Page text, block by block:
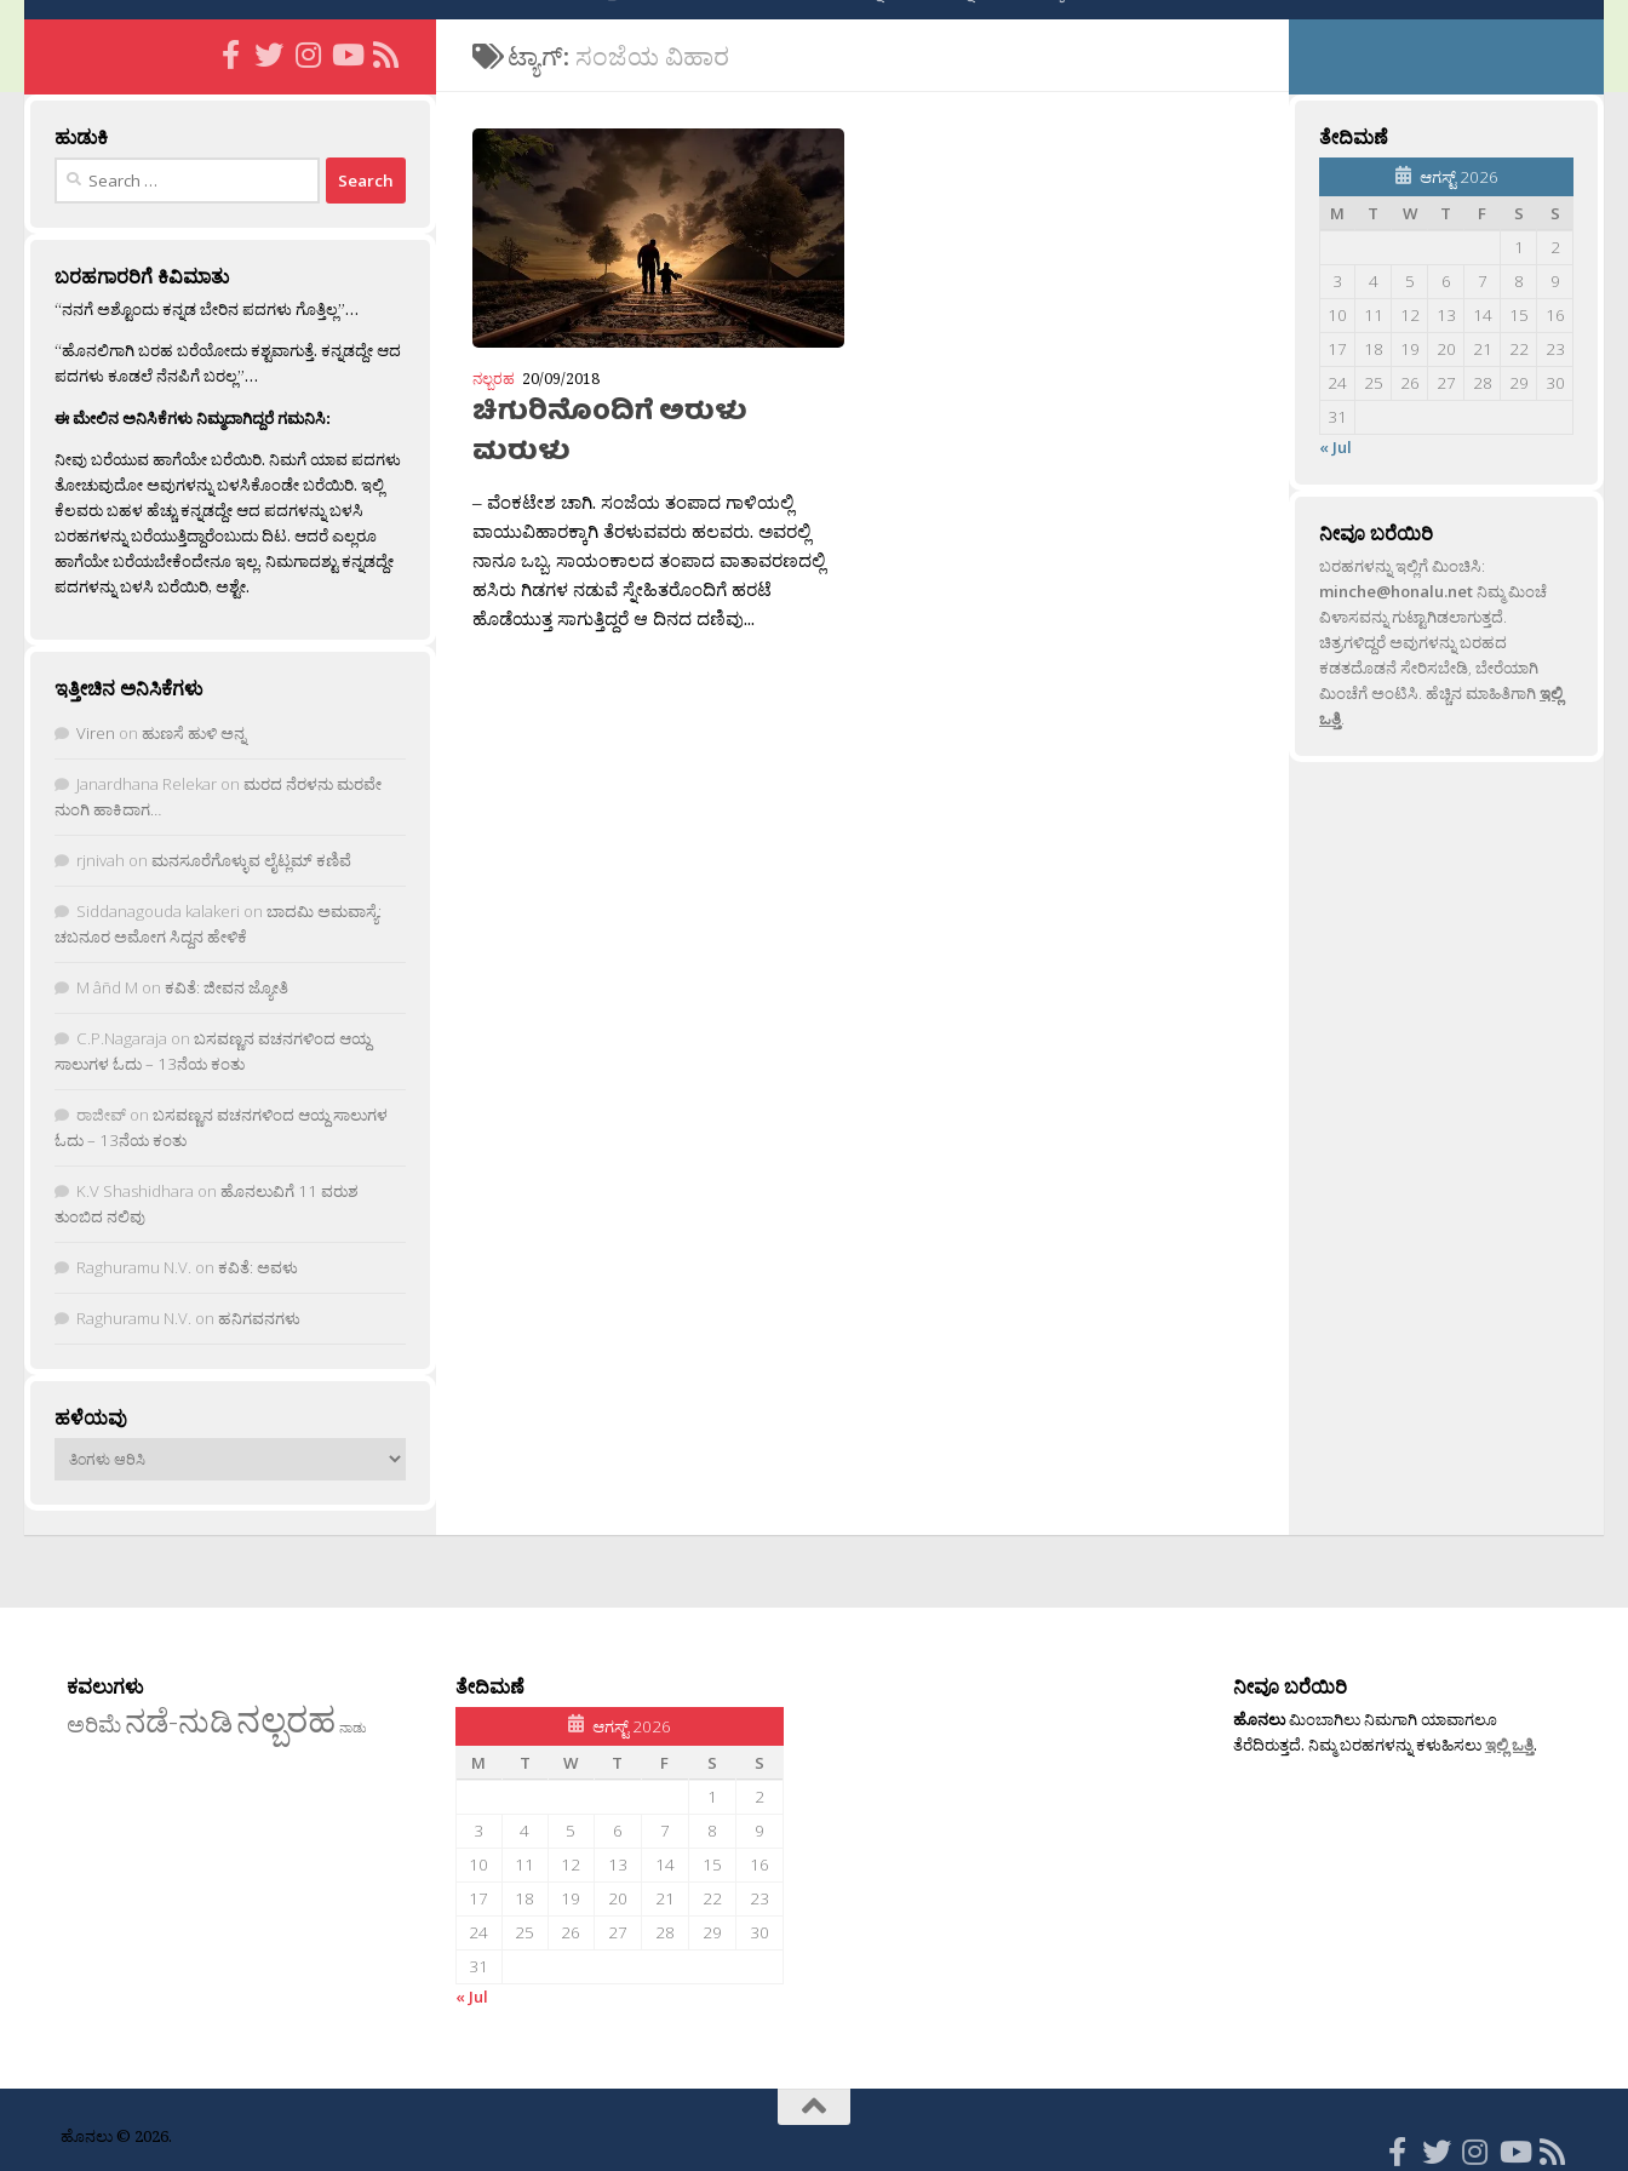
ಟ್ಯಾಗ್: ಸಂಜೆಯ ವಿಹಾರ
ನಲ್ಬರಹ 20/09/2018
ಚಿಗುರಿನೊಂದಿಗೆ ಅರುಳು
ಮರುಳು
– ವೆಂಕಟೇಶ ಚಾಗಿ. ಸಂಜೆಯ ತಂಪಾದ ಗಾಳಿಯಲ್ಲಿ
ವಾಯುವಿಹಾರಕ್ಕಾಗಿ ತೆರಳುವವರು ಹಲವರು. ಅವರಲ್ಲಿ
ನಾನೂ ಒಬ್ಬ. ಸಾಯಂಕಾಲದ ತಂಪಾದ ವಾತಾವರಣದಲ್ಲಿ
ಹಸಿರು ಗಿಡಗಳ ನಡುವೆ ಸ್ನೇಹಿತರೊಂದಿಗೆ ಹರಟೆ
ಹೊಡೆಯುತ್ತ ಸಾಗುತ್ತಿದ್ದರೆ ಆ ದಿನದ ದಣಿವು...
ಹುಡುಕಿ
Search
ಬರಹಗಾರರಿಗೆ ಕಿವಿಮಾತು
“ನನಗೆ ಅಶ್ಟೊಂದು ಕನ್ನಡ ಬೇರಿನ ಪದಗಳು ಗೊತ್ತಿಲ್ಲ”…
“ಹೊನಲಿಗಾಗಿ ಬರಹ ಬರೆಯೋದು ಕಶ್ಟವಾಗುತ್ತೆ. ಕನ್ನಡದ್ದೇ ಆದ
ಪದಗಳು ಕೂಡಲೆ ನೆನಪಿಗೆ ಬರಲ್ಲ”…
ಈ ಮೇಲಿನ ಅನಿಸಿಕೆಗಳು ನಿಮ್ಮದಾಗಿದ್ದರೆ ಗಮನಿಸಿ:
ನೀವು ಬರೆಯುವ ಹಾಗೆಯೇ ಬರೆಯಿರಿ. ನಿಮಗೆ ಯಾವ ಪದಗಳು
ತೋಚುವುದೋ ಅವುಗಳನ್ನು ಬಳಸಿಕೊಂಡೇ ಬರೆಯಿರಿ. ಇಲ್ಲಿ
ಕೆಲವರು ಬಹಳ ಹೆಚ್ಚು ಕನ್ನಡದ್ದೇ ಆದ ಪದಗಳನ್ನು ಬಳಸಿ
ಬರಹಗಳನ್ನು ಬರೆಯುತ್ತಿದ್ದಾರೆಂಬುದು ದಿಟ. ಆದರೆ ಎಲ್ಲರೂ
ಹಾಗೆಯೇ ಬರೆಯಬೇಕೆಂದೇನೂ ಇಲ್ಲ. ನಿಮಗಾದಶ್ಟು ಕನ್ನಡದ್ದೇ
ಪದಗಳನ್ನು ಬಳಸಿ ಬರೆಯಿರಿ, ಅಶ್ಟೇ.
ಇತ್ತೀಚಿನ ಅನಿಸಿಕೆಗಳು
Viren on ಹುಣಸೆ ಹುಳಿ ಅನ್ನ
Janardhana Relekar on ಮರದ ನೆರಳನು ಮರವೇ
ನುಂಗಿ ಹಾಕಿದಾಗ…
rjnivah on ಮನಸೂರೆಗೊಳ್ಳುವ ಲೈಟ್ಲಮ್ ಕಣಿವೆ
Siddanagouda kalakeri on ಬಾದಮಿ ಅಮವಾಸ್ಯೆ:
ಚಬನೂರ ಅಮೋಗ ಸಿದ್ದನ ಹೇಳಿಕೆ
M âñd M on ಕವಿತೆ: ಜೀವನ ಜ್ಯೋತಿ
C.P.Nagaraja on ಬಸವಣ್ಣನ ವಚನಗಳಿಂದ ಆಯ್ದ
ಸಾಲುಗಳ ಓದು – 13ನೆಯ ಕಂತು
ರಾಜೀವ್ on ಬಸವಣ್ಣನ ವಚನಗಳಿಂದ ಆಯ್ದ ಸಾಲುಗಳ
ಓದು – 13ನೆಯ ಕಂತು
K.V Shashidhara on ಹೊನಲುವಿಗೆ 11 ವರುಶ
ತುಂಬಿದ ನಲಿವು
Raghuramu N.V. on ಕವಿತೆ: ಅವಳು
Raghuramu N.V. on ಹನಿಗವನಗಳು
ಹಳೆಯವು
ಹಳೆಯವು
ತೇದಿಮಣೆ
ಆಗಸ್ಟ್ 2026
M
T W T F S
S
1
2
3
4 5 6 7 8
9
10
11 12 13 14 15
16
17
18 19 20 21 22
23
24
25 26 27 28 29
30
31
« Jul
ನೀವೂ ಬರೆಯಿರಿ
ಬರಹಗಳನ್ನು ಇಲ್ಲಿಗೆ ಮಿಂಚಿಸಿ:
minche@honalu.netನಿಮ್ಮ ಮಿಂಚೆ
ವಿಳಾಸವನ್ನು ಗುಟ್ಟಾಗಿಡಲಾಗುತ್ತದೆ.
ಚಿತ್ರಗಳಿದ್ದರೆ ಅವುಗಳನ್ನು ಬರಹದ
ಕಡತದೊಡನೆ ಸೇರಿಸಬೇಡಿ, ಬೇರೆಯಾಗಿ
ಮಿಂಚೆಗೆ ಅಂಟಿಸಿ. ಹೆಚ್ಚಿನ ಮಾಹಿತಿಗಾಗಿಇಲ್ಲಿ
ಒತ್ತಿ.
ಕವಲುಗಳು
ಅರಿಮೆನಡೆ-ನುಡಿನಲ್ಬರಹ ನಾಡು
ತೇದಿಮಣೆ
ಆಗಸ್ಟ್ 2026
M
T W T F S
S
1
2
3
4 5 6 7 8
9
10
11 12 13 14 15
16
17
18 19 20 21 22
23
24
25 26 27 28 29
30
31
« Jul
ನೀವೂ ಬರೆಯಿರಿ
ಹೊನಲುಮಿಂಬಾಗಿಲು ನಿಮಗಾಗಿ ಯಾವಾಗಲೂ
ತೆರೆದಿರುತ್ತದೆ. ನಿಮ್ಮ ಬರಹಗಳನ್ನು ಕಳುಹಿಸಲುಇಲ್ಲಿ ಒತ್ತಿ.
ಹೊನಲು © 2026.